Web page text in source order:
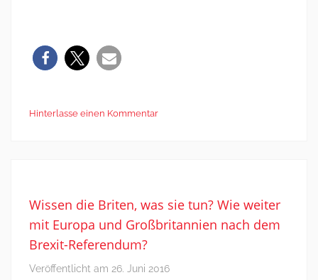
Hinterlasse einen Kommentar
Wissen die Briten, was sie tun? Wie weiter
mit Europa und Großbritannien nach dem
Brexit-Referendum?
Veröffentlicht am 26. Juni 2016